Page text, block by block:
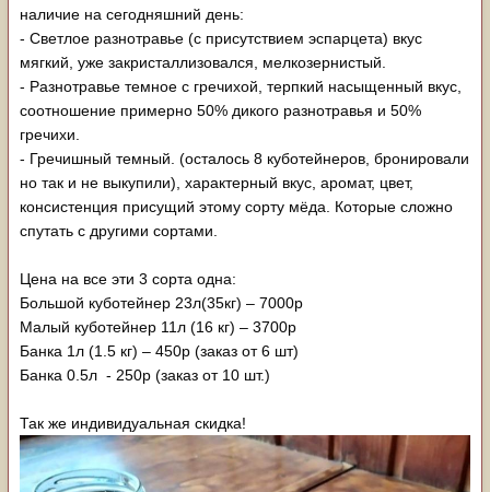
наличие на сегодняшний день:
- Светлое разнотравье (с присутствием эспарцета) вкус
мягкий, уже закристаллизовался, мелкозернистый.
- Разнотравье темное с гречихой, терпкий насыщенный вкус,
соотношение примерно 50% дикого разнотравья и 50%
гречихи.
- Гречишный темный. (осталось 8 куботейнеров, бронировали
но так и не выкупили), характерный вкус, аромат, цвет,
консистенция присущий этому сорту мёда. Которые сложно
спутать с другими сортами.
Цена на все эти 3 сорта одна:
Большой куботейнер 23л(35кг) – 7000р
Малый куботейнер 11л (16 кг) – 3700р
Банка 1л (1.5 кг) – 450р (заказ от 6 шт)
Банка 0.5л - 250р (заказ от 10 шт.)
Так же индивидуальная скидка!